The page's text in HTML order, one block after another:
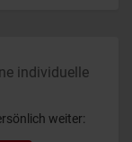
individuelle
weiter: